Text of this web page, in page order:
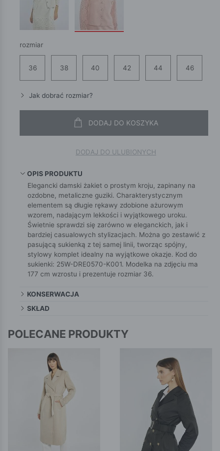
rozmiar
36 38 40 42 44 46
Jak dobrać rozmiar?
DODAJ DO KOSZYKA
DODAJ DO ULUBIONYCH
OPIS PRODUKTU
Elegancki damski żakiet o prostym kroju, zapinany na
ozdobne, metaliczne guziki. Charakterystycznym
elementem są długie rękawy zdobione ażurowym
wzorem, nadającym lekkości i wyjątkowego uroku.
Świetnie sprawdzi się zarówno w eleganckich, jak i
bardziej casualowych stylizacjach. Można go zestawić z
pasującą sukienką z tej samej linii, tworząc spójny,
stylowy komplet idealny na wyjątkowe okazje. Kod do
sukienki: 25W-DRE0570-K001. Modelka na zdjęciu ma
177 cm wzrostu i prezentuje rozmiar 36.
KONSERWACJA
SKŁAD
POLECANE PRODUKTY